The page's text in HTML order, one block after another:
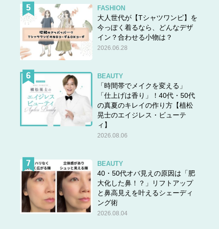
FASHION
大人世代が【Tシャツワンピ】を
今っぽく着るなら、どんなデザ
イン？合わせる小物は？
2026.06.28
BEAUTY
「時間帯でメイクを変える」
「仕上げは香り」！40代・50代
の真夏のキレイの作り方【植松
晃士のエイジレス・ビューテ
ィ】
2026.08.06
BEAUTY
40・50代オバ見えの原因は「肥
大化した鼻！？」リフトアップ
と鼻高見えを叶えるシェーディ
ング術
2026.08.04